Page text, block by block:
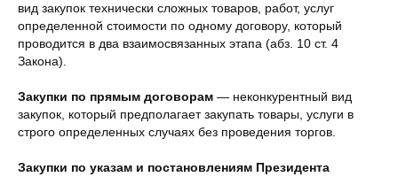
вид закупок технически сложных товаров, работ, услуг
определенной стоимости по одному договору, который
проводится в два взаимосвязанных этапа (абз. 10 ст. 4
Закона).
Закупки по прямым договорам — неконкурентный вид
закупок, который предполагает закупать товары, услуги в
строго определенных случаях без проведения торгов.
Закупки по указам и постановлениям Президента